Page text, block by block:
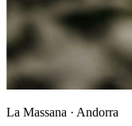
La Massana · Andorra